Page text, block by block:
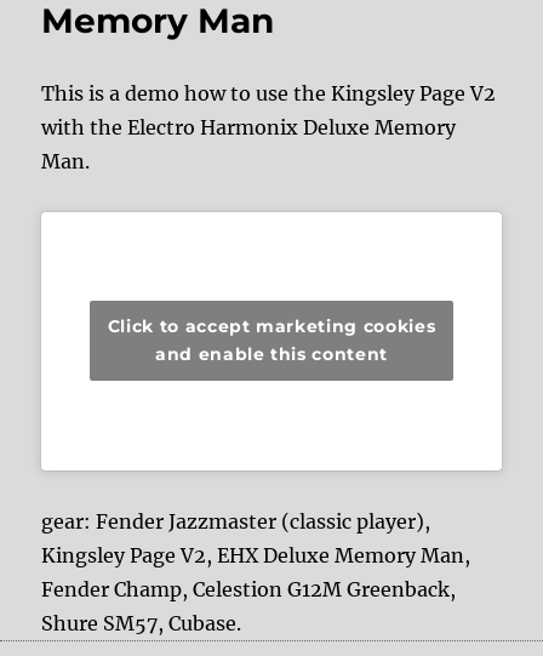
Memory Man
This is a demo how to use the Kingsley Page V2
with the Electro Harmonix Deluxe Memory
Man.
Click to accept marketing cookies
and enable this content
gear: Fender Jazzmaster (classic player),
Kingsley Page V2, EHX Deluxe Memory Man,
Fender Champ, Celestion G12M Greenback,
Shure SM57, Cubase.